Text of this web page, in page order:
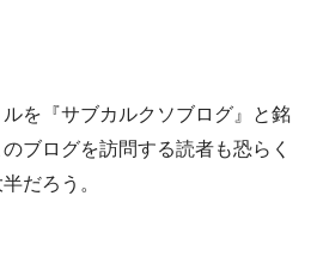
を『サブカルクソブログ』と銘
ブログを訪問する読者も恐らく
だろう。